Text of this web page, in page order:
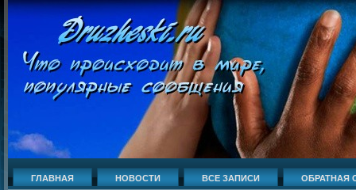
ГЛАВНАЯ НОВОСТИ ВСЕ ЗАПИСИ ОБРАТНАЯ